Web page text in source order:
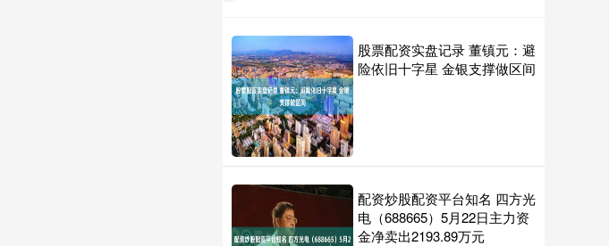
股票配资实盘记录 董镇元：避
险依旧十字星 金银支撑做区间
配资炒股配资平台知名 四方光
电（688665）5月22日主力资
金净卖出2193.89万元